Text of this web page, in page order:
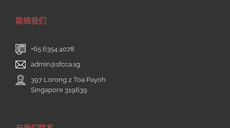
联络我们
+65 6354 4078
admin@sfcca.sg
397 Lorong 2 Toa Payoh
Singapore 319639